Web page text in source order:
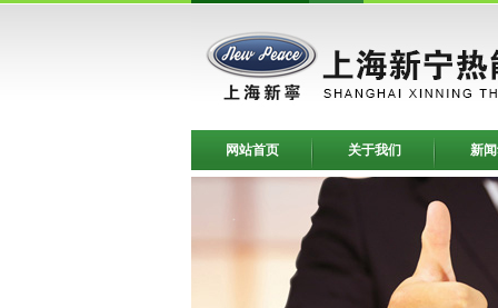
网站首页 关于我们 新